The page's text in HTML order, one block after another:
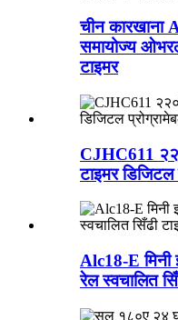
चीन कारखाना
समायोज्य
टाइमर
CJHC611
टाइमर डिजिटल
Alc18-E
रेल स्वचालित